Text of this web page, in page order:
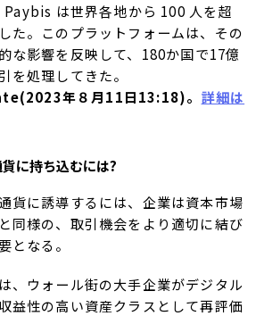
Paybis は世界各地から 100 人を超
た。このプラットフォームは、その
な影響を反映して、180か国で17億
を処理してきた。
年８月11日13:18)。 詳細は
に持ち込むには?
貨に誘導するには、企業は資本市場
同様の、取引機会をより適切に結び
となる。
、ウォール街の大手企業がデジタル
益性の高い資産クラスとして再評価